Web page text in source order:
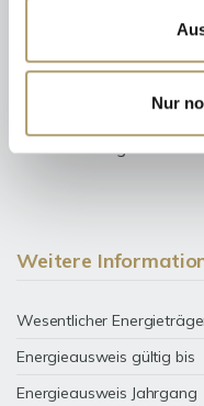
Nur
Weitere
Wesentlicher
Energieausweis gültig bis
Energieausweis Jahrgang